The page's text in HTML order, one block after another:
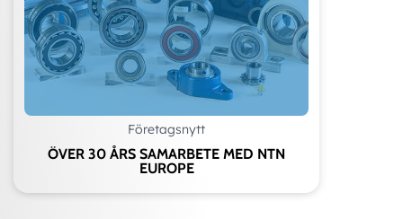
Företagsnytt
ÖVER 30 ÅRS SAMARBETE MED NTN
EUROPE